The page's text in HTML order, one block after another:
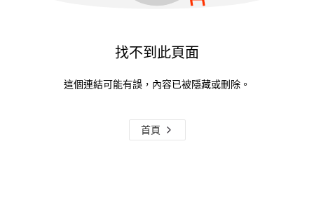
找不到此頁面
這個連結可能有誤，內容已被隱藏或刪除。
首頁